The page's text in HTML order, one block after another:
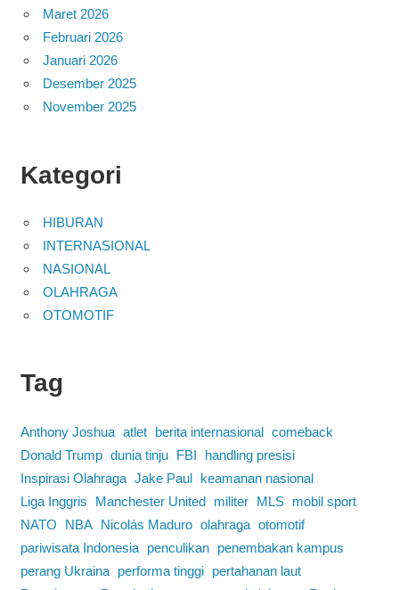
Maret 2026
Februari 2026
Januari 2026
Desember 2025
November 2025
Kategori
HIBURAN
INTERNASIONAL
NASIONAL
OLAHRAGA
OTOMOTIF
Tag
Anthony Joshua atlet berita internasional comeback
Donald Trump dunia tinju FBI
handling presisi
Inspirasi Olahraga Jake Paul
keamanan nasional
Liga Inggris
Manchester United militer MLS
mobil sport
NATO
NBA Nicolás Maduro olahraga otomotif
pariwisata Indonesia
penculikan
penembakan kampus
perang Ukraina
performa tinggi
pertahanan laut